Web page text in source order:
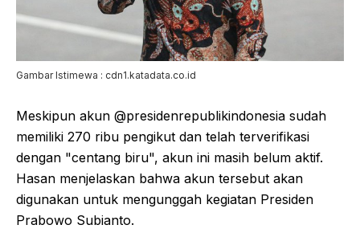
Gambar Istimewa : cdn1.katadata.co.id
Meskipun akun @presidenrepublikindonesia sudah
memiliki 270 ribu pengikut dan telah terverifikasi
dengan "centang biru", akun ini masih belum aktif.
Hasan menjelaskan bahwa akun tersebut akan
digunakan untuk mengunggah kegiatan Presiden
Prabowo Subianto.